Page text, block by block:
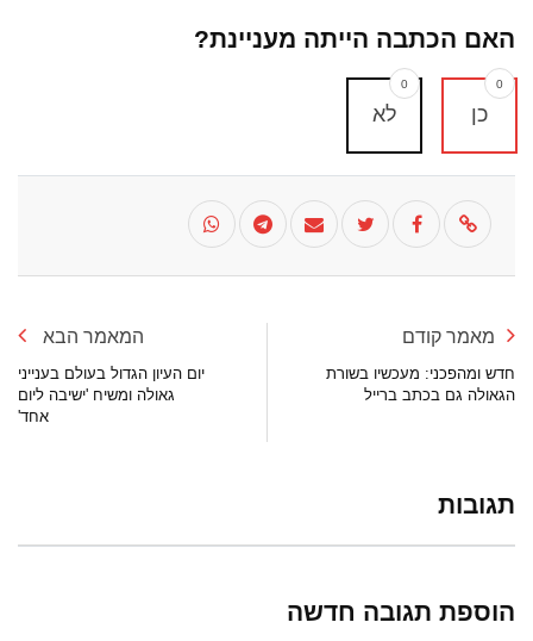
האם הכתבה הייתה מעניינת?
כן
0
לא
0
מאמר קודם
חדש ומהפכני: מעכשיו בשורת
הגאולה גם בכתב ברייל
המאמר הבא
יום העיון הגדול בעולם בענייני
גאולה ומשיח 'ישיבה ליום
אחד'
תגובות
הוספת תגובה חדשה